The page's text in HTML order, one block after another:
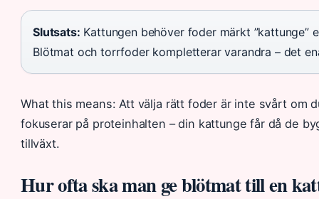
Slutsats: Kattungen behöver foder märkt ”kattunge”
Blötmat och torrfoder kompletterar varandra – det
What this means: Att välja rätt foder är inte svårt om
fokuserar på proteinhalten – din kattunge får då de
tillväxt.
Hur ofta ska man ge blötmat till en